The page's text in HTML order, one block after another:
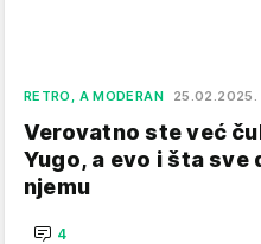
RETRO, A MODERAN 25.02.2025.
Verovatno ste već
Yugo, a evo i šta sve
njemu
4